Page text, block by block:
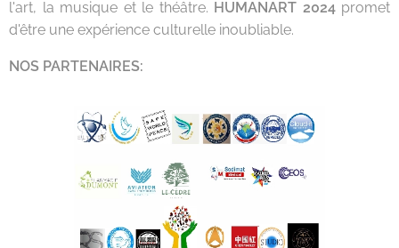
l'art, la musique et le théâtre. HUMANART 2024promet
d'être une expérience culturelle inoubliable.
NOS PARTENAIRES: